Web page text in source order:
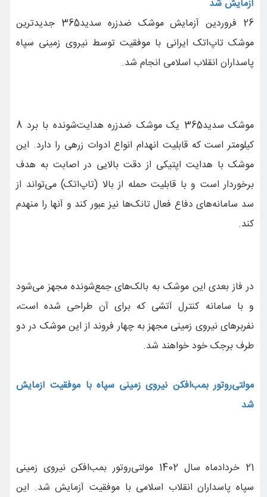
آزمایش شد
26 فروردین آزمایش موشک ضدزره سدید365 جدیدترین
موشک تاپ‌اتک ایرانی با موفقیت توسط نیروی زمینی سپاه
پاسداران انقلاب اسلامی انجام شد.
موشک سدید365 یک موشک ضدزره هدایت‌شونده با برد 8
کیلومتر است که قابلیت انهدام انواع ادوات زرهی را دارد. این
موشک با هدایت اپتیکی از دقت بالایی در اصابت به هدف
برخوردار است و با قابلیت حمله از بالا (تاپ‌اتک) می‌تواند از
سد سامانه‌‌های دفاع فعال تانک‌ها نیز عبور کند و آنها را منهدم
کند.
در فاز بعدی این موشک به بالک‌های جمع‌شونده مجهز می‌شود
و با سامانه کنترل آتشی که برای آن طراحی شده است،
نفربرهای نیروی زمینی‌ مجهز به چهار فروند از این موشک در دو
طرف برجک خود خواهند شد.
مولتی‌روتور بمب‌افکن نیروی زمینی سپاه با موفقیت آزمایش
شد
21 خردادماه سال 1402 مولتی‌روتور بمب‌افکن نیروی زمینی
سپاه پاسداران انقلاب اسلامی با موفقیت آزمایش شد. این